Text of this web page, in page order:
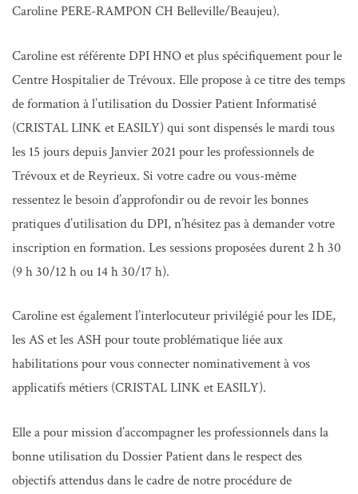
Caroline PERE-RAMPON CH Belleville/Beaujeu).
Caroline est référente DPI HNO et plus spécifiquement pour le
Centre Hospitalier de Trévoux. Elle propose à ce titre des temps
de formation à l’utilisation du Dossier Patient Informatisé
(CRISTAL LINK et EASILY) qui sont dispensés le mardi tous
les 15 jours depuis Janvier 2021 pour les professionnels de
Trévoux et de Reyrieux. Si votre cadre ou vous-même
ressentez le besoin d’approfondir ou de revoir les bonnes
pratiques d’utilisation du DPI, n’hésitez pas à demander votre
inscription en formation. Les sessions proposées durent 2 h 30
(9 h 30/12 h ou 14 h 30/17 h).
Caroline est également l’interlocuteur privilégié pour les IDE,
les AS et les ASH pour toute problématique liée aux
habilitations pour vous connecter nominativement à vos
applicatifs métiers (CRISTAL LINK et EASILY).
Elle a pour mission d’accompagner les professionnels dans la
bonne utilisation du Dossier Patient dans le respect des
objectifs attendus dans le cadre de notre procédure de